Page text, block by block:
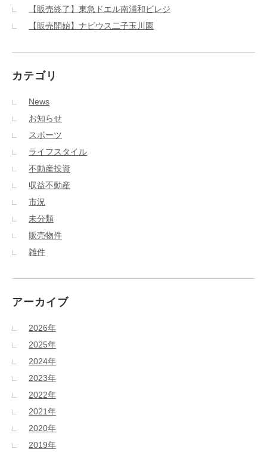
【販売終了】東急ドエル南浦和ビレジ
【販売開始】ナビウス二子玉川園
カテゴリ
News
お知らせ
スポーツ
ライフスタイル
不動産投資
収益不動産
市況
未分類
販売物件
雑件
アーカイブ
2026年
2025年
2024年
2023年
2022年
2021年
2020年
2019年